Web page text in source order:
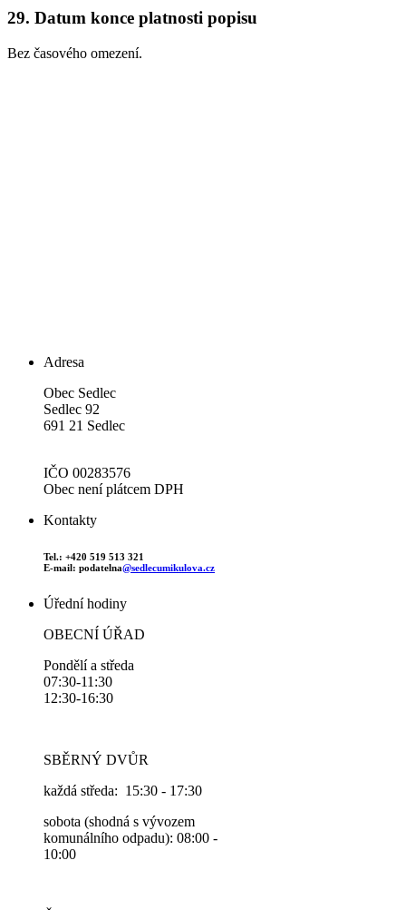
29. Datum konce platnosti popisu
Bez časového omezení.
Adresa
Obec Sedlec
Sedlec 92
691 21 Sedlec
IČO 00283576
Obec není plátcem DPH
Kontakty
Tel.: +420 519 513 321
E-mail: podatelna@sedlecumikulova.cz
Úřední hodiny
OBECNÍ ÚŘAD
Pondělí a středa
07:30-11:30
12:30-16:30
SBĚRNÝ DVŮR
každá středa: 15:30 - 17:30
sobota (shodná s vývozem
komunálního odpadu): 08:00 -
10:00